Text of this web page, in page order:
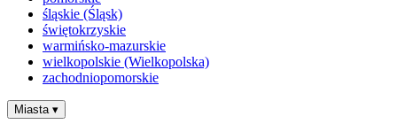
śląskie (Śląsk)
świętokrzyskie
warmińsko-mazurskie
wielkopolskie (Wielkopolska)
zachodniopomorskie
Miasta ▾